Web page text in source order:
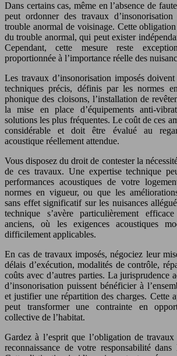
Dans certains cas, même en l’absence de
peut ordonner des travaux
trouble anormal de voisinage. Cette
du trouble anormal, qui peut exister
Cependant, cette mesure reste
proportionnée à l’importance réelle des
Les travaux d’insonorisation imposés
techniques précis, définis par les normes
phonique des cloisons, l’installation de
la mise en place d’équipements anti-
solutions les plus fréquentes. Le coût de ces
considérable et doit être évalué au
acoustique réellement attendue.
Vous disposez du droit de contester la
de ces travaux. Une expertise technique
performances acoustiques de votre
normes en vigueur, ou que les
sans effet significatif sur les nuisances
technique s’avère particulièrement
anciens, où les exigences acoustiques
difficilement applicables.
En cas de travaux imposés, négociez leur
délais d’exécution, modalités de contrôle,
coûts avec d’autres parties. La jurisprudence
d’insonorisation puissent bénéficier à
et justifier une répartition des charges. Cette
peut transformer une contrainte en
collective de l’habitat.
Gardez à l’esprit que l’obligation de
reconnaissance de votre responsabilité dans